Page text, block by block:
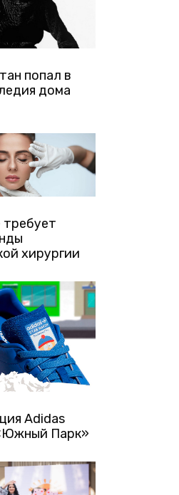
попал в
дома
требует
хирургии
Аdidas
Парк»